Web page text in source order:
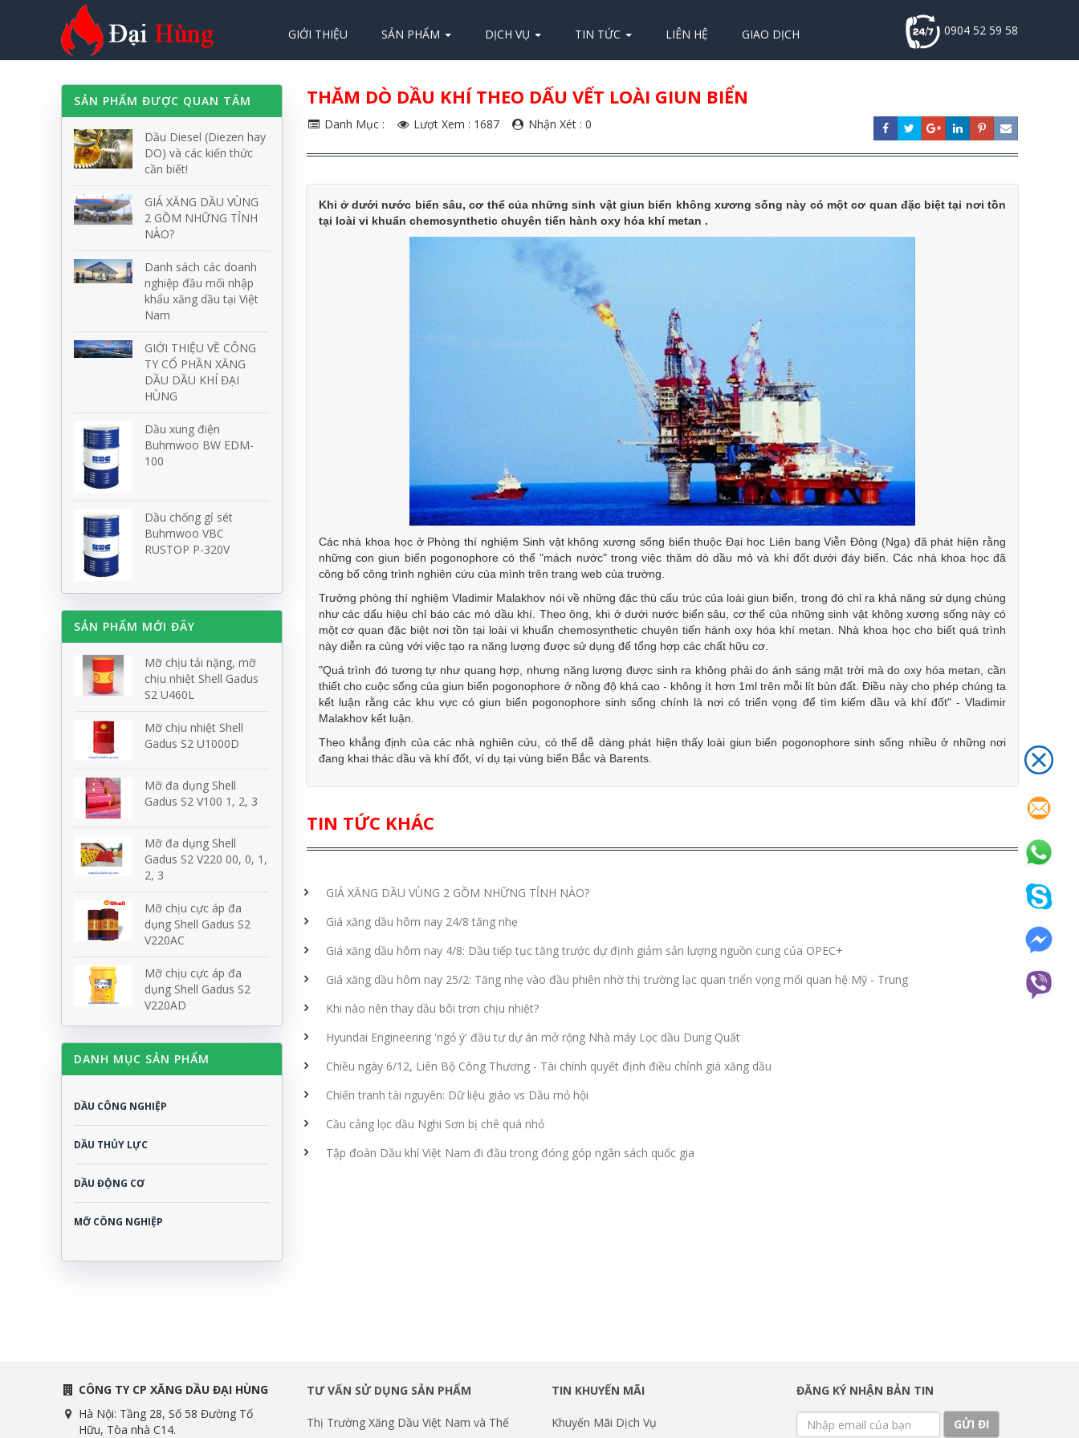
GIỚI THIỆU SẢN PHẨM DỊCH VỤ TIN TỨC LIÊN HỆ GIAO DỊCH 0904 52 59 58
THĂM DÒ DẦU KHÍ THEO DẤU VẾT LOÀI GIUN BIỂN
Danh Mục : Lượt Xem : 1687 Nhận Xét : 0
Khi ở dưới nước biển sâu, cơ thể của những sinh vật giun biển không xương sống này có một cơ quan đặc biệt tại nơi tồn
tại loài vi khuẩn chemosynthetic chuyên tiến hành oxy hóa khí metan .
Các nhà khoa học ở Phòng thí nghiệm Sinh vật không xương sống biển thuộc Đại học Liên bang Viễn Đông (Nga) đã phát hiện rằng
những con giun biển pogonophore có thể "mách nước" trong việc thăm dò dầu mỏ và khí đốt dưới đáy biển. Các nhà khoa học đã
công bố công trình nghiên cứu của mình trên trang web của trường.
Trưởng phòng thí nghiệm Vladimir Malakhov nói về những đặc thù cấu trúc của loài giun biển, trong đó chỉ ra khả năng sử dụng chúng
như các dấu hiệu chỉ báo các mỏ dầu khí. Theo ông, khi ở dưới nước biển sâu, cơ thể của những sinh vật không xương sống này có
một cơ quan đặc biệt nơi tồn tại loài vi khuẩn chemosynthetic chuyên tiến hành oxy hóa khí metan. Nhà khoa học cho biết quá trình
này diễn ra cùng với việc tạo ra năng lượng được sử dụng để tổng hợp các chất hữu cơ.
"Quá trình đó tương tự như quang hợp, nhưng năng lượng được sinh ra không phải do ánh sáng mặt trời mà do oxy hóa metan, cần
thiết cho cuộc sống của giun biển pogonophore ở nồng độ khá cao - không ít hơn 1ml trên mỗi lít bùn đất. Điều này cho phép chúng ta
kết luận rằng các khu vực có giun biển pogonophore sinh sống chính là nơi có triển vọng để tìm kiếm dầu và khí đốt" - Vladimir
Malakhov kết luận.
Theo khẳng định của các nhà nghiên cứu, có thể dễ dàng phát hiện thấy loài giun biển pogonophore sinh sống nhiều ở những nơi
đang khai thác dầu và khí đốt, ví dụ tại vùng biển Bắc và Barents.
TIN TỨC KHÁC
GIÁ XĂNG DẦU VÙNG 2 GỒM NHỮNG TỈNH NÀO?
Giá xăng dầu hôm nay 24/8 tăng nhẹ
Giá xăng dầu hôm nay 4/8: Dầu tiếp tục tăng trước dự định giảm sản lượng nguồn cung của OPEC+
Giá xăng dầu hôm nay 25/2: Tăng nhẹ vào đầu phiên nhờ thị trường lạc quan triển vọng mối quan hệ Mỹ - Trung
Khi nào nên thay dầu bôi trơn chịu nhiệt?
Hyundai Engineering 'ngỏ ý' đầu tư dự án mở rộng Nhà máy Lọc dầu Dung Quất
Chiều ngày 6/12, Liên Bộ Công Thương - Tài chính quyết định điều chỉnh giá xăng dầu
Chiến tranh tài nguyên: Dữ liệu giáo vs Dầu mỏ hội
Cầu cảng lọc dầu Nghi Sơn bị chê quá nhỏ
Tập đoàn Dầu khí Việt Nam đi đầu trong đóng góp ngân sách quốc gia
SẢN PHẨM ĐƯỢC QUAN TÂM
Dầu Diesel (Diezen hay
DO) và các kiến thức
cần biết!
GIÁ XĂNG DẦU VÙNG
2 GỒM NHỮNG TỈNH
NÀO?
Danh sách các doanh
nghiệp đầu mối nhập
khẩu xăng dầu tại Việt
Nam
GIỚI THIỆU VỀ CÔNG
TY CỔ PHẦN XĂNG
DẦU DẦU KHÍ ĐẠI
HÙNG
Dầu xung điện
Buhmwoo BW EDM-
100
Dầu chống gỉ sét
Buhmwoo VBC
RUSTOP P-320V
SẢN PHẨM MỚI ĐÂY
Mỡ chịu tải nặng, mỡ
chịu nhiệt Shell Gadus
S2 U460L
Mỡ chịu nhiệt Shell
Gadus S2 U1000D
Mỡ đa dụng Shell
Gadus S2 V100 1, 2, 3
Mỡ đa dụng Shell
Gadus S2 V220 00, 0, 1,
2, 3
Mỡ chịu cực áp đa
dụng Shell Gadus S2
V220AC
Mỡ chịu cực áp đa
dụng Shell Gadus S2
V220AD
DANH MỤC SẢN PHẨM
DẦU CÔNG NGHIỆP
DẦU THỦY LỰC
DẦU ĐỘNG CƠ
MỠ CÔNG NGHIỆP
CÔNG TY CP XĂNG DẦU ĐẠI HÙNG
Hà Nội: Tầng 28, Số 58 Đường Tố
Hữu, Tòa nhà C14.
TƯ VẤN SỬ DỤNG SẢN PHẨM
Thị Trường Xăng Dầu Việt Nam và Thế
TIN KHUYẾN MÃI
Khuyến Mãi Dịch Vụ
ĐĂNG KÝ NHẬN BẢN TIN
GỬI ĐI